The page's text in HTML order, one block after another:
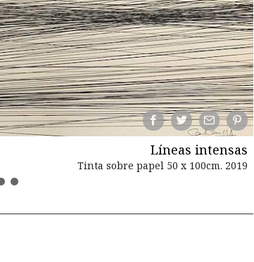
Líneas intensas
Tinta sobre papel 50 x 100cm. 2019